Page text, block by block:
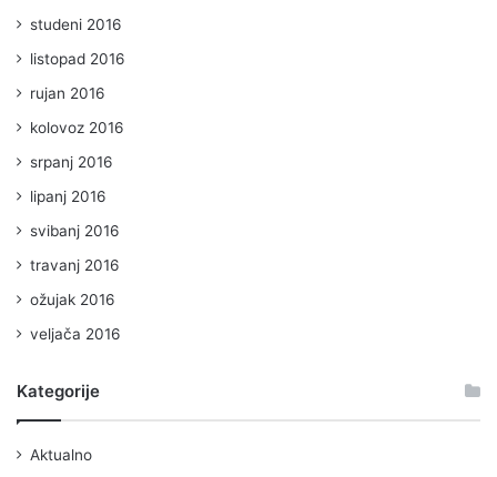
studeni 2016
listopad 2016
rujan 2016
kolovoz 2016
srpanj 2016
lipanj 2016
svibanj 2016
travanj 2016
ožujak 2016
veljača 2016
Kategorije
Aktualno